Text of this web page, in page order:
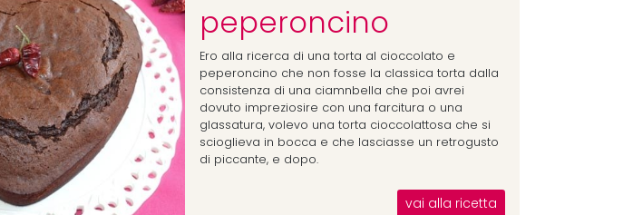
peperoncino
Ero alla ricerca di una torta al cioccolato e
peperoncino che non fosse la classica torta dalla
consistenza di una ciamnbella che poi avrei
dovuto impreziosire con una farcitura o una
glassatura, volevo una torta cioccolattosa che si
scioglieva in bocca e che lasciasse un retrogusto
di piccante, e dopo.
vai alla ricetta